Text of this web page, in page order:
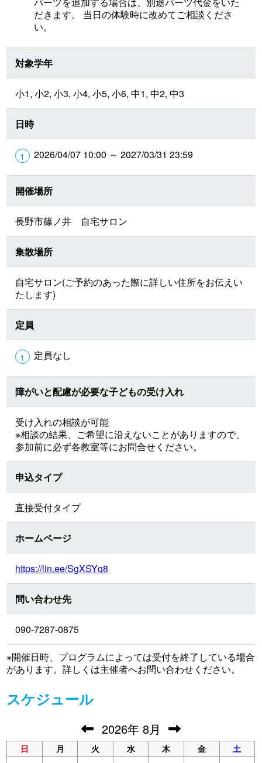
だきます。 当日の体験時に改めてご相談くださ
い。
対象学年
小1, 小2, 小3, 小4, 小5, 小6, 中1, 中2, 中3
日時
2026/04/07 10:00 ～ 2027/03/31 23:59
開催場所
長野市篠ノ井 自宅サロン
集散場所
自宅サロン(ご予約のあった際に詳しい住所をお伝えい
たします)
定員
定員なし
障がいと配慮が必要な子どもの受け入れ
受け入れの相談が可能
※相談の結果、ご希望に沿えないことがありますので、
参加前に必ず各教室等にお問合せください。
申込タイプ
直接受付タイプ
ホームページ
https://lin.ee/SgXSYq8
問い合わせ先
090-7287-0875
※開催日時、プログラムによっては受付を終了している場合
があります。詳しくは主催者へお問い合わせください。
スケジュール
2026年 8月
日 月 火 水 木 金
土